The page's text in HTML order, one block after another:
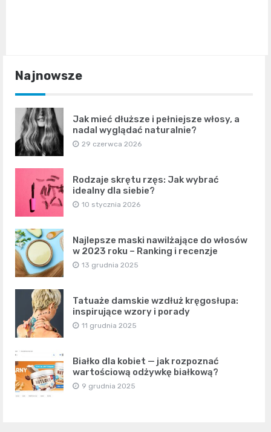
Najnowsze
Jak mieć dłuższe i pełniejsze włosy, a
nadal wyglądać naturalnie?
29 czerwca 2026
Rodzaje skrętu rzęs: Jak wybrać
idealny dla siebie?
10 stycznia 2026
Najlepsze maski nawilżające do włosów
w 2023 roku – Ranking i recenzje
13 grudnia 2025
Tatuaże damskie wzdłuż kręgosłupa:
inspirujące wzory i porady
11 grudnia 2025
Białko dla kobiet — jak rozpoznać
wartościową odżywkę białkową?
9 grudnia 2025